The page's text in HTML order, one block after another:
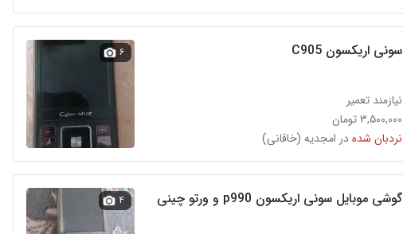
سونی اریکسون C905
نیازمند تعمیر
۳,۵۰۰,۰۰۰ تومان
نردبان شدهدر امجدیه (خاقانی)
۶
گوشی موبایل سونی اریکسون p990 و ورتو چینی ۴